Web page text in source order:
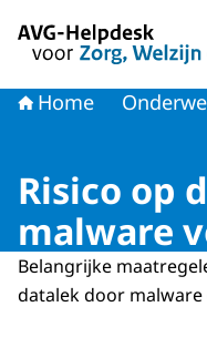
Home
Risico op
malware
Belangrijke
datalek door